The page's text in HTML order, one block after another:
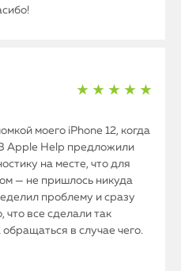
★ ★ ★ ★ ★
моего iPhone 12, когда
Apple Help предложили
на месте, что для
— не пришлось никуда
проблему и сразу
что все сделали так
в случае чего.